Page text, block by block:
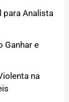
para Analista
Ganhar e
na